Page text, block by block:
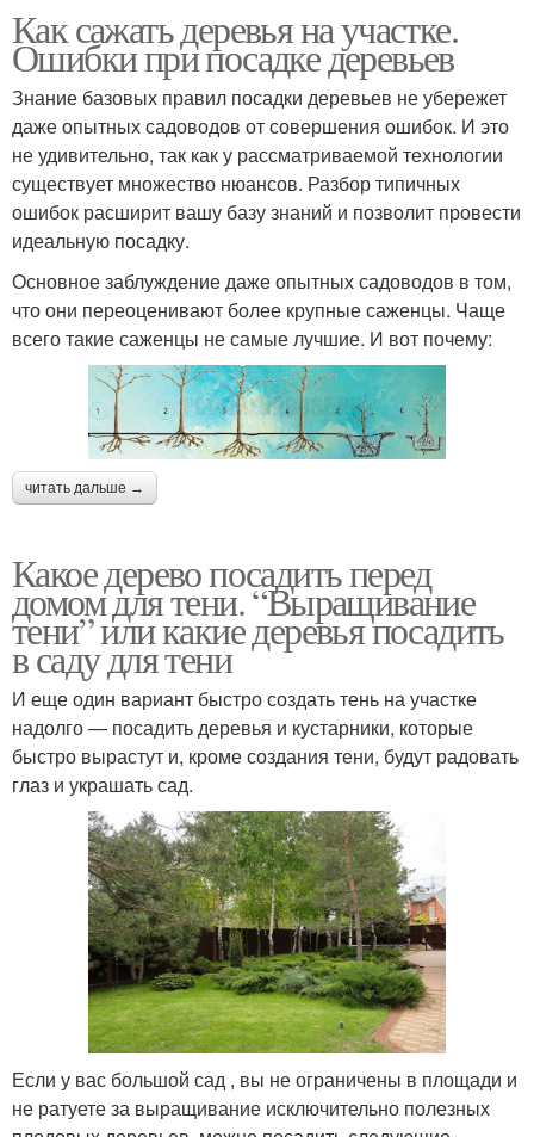
Как сажать деревья на участке.
Ошибки при посадке деревьев
Знание базовых правил посадки деревьев не убережет
даже опытных садоводов от совершения ошибок. И это
не удивительно, так как у рассматриваемой технологии
существует множество нюансов. Разбор типичных
ошибок расширит вашу базу знаний и позволит провести
идеальную посадку.
Основное заблуждение даже опытных садоводов в том,
что они переоценивают более крупные саженцы. Чаще
всего такие саженцы не самые лучшие. И вот почему:
читать дальше →
Какое дерево посадить перед
домом для тени. “Выращивание
тени” или какие деревья посадить
в саду для тени
И еще один вариант быстро создать тень на участке
надолго — посадить деревья и кустарники, которые
быстро вырастут и, кроме создания тени, будут радовать
глаз и украшать сад.
Если у вас большой сад , вы не ограничены в площади и
не ратуете за выращивание исключительно полезных